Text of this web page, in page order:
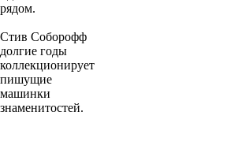
рядом.
Стив Соборофф
долгие годы
коллекционирует
пишущие
машинки
знаменитостей.